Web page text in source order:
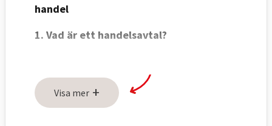
handel
1. Vad är ett handelsavtal?
handel.
Handelsavtal handlar traditionellt om att ta
Visa mer +